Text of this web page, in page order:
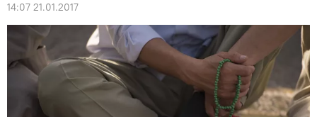
14:07 21.01.2017